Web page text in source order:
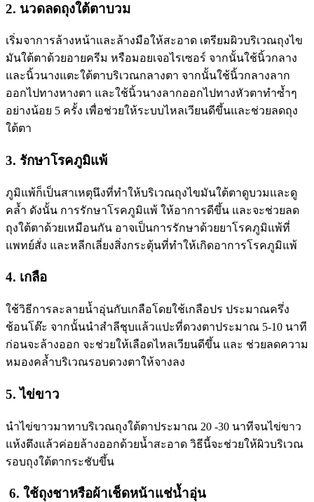
2. นวดลดถุงใต้ตาบวม
เริ่มจาการล้างหน้าและล้างมือให้สะอาด เตรียมผิวบริเวณถุงไข
มันใต้ตาด้วยอายครีม หรือมอยเจอไรเซอร์ จากนั้นใช้นิ้วกลาง
และนิ้วนางแตะใต้ตาบริเวณกลางตา จากนั้นใช้นิ้วกลางลาก
ออกไปทางหางตา และใช้นิ้วนางลากออกไปทางหัวตาทำซ้ำๆ
อย่างน้อย 5 ครั้ง เพื่อช่วยให้ระบบไหลเวียนดีขึ้นและช่วยลดถุง
ใต้ตา
3. รักษาโรคภูมิแพ้
ภูมิแพ้ก็เป็นสาเหตุนึงที่ทำให้บริเวณถุงไขมันใต้ตาดูบวมและดู
คล้ำ ดังนั้น การรักษาโรคภูมิแพ้ ให้อาการดีขึ้น และจะช่วยลด
ถุงใต้ตาด้วยเหมือนกัน อาจเป็นการรักษาด้วยยาโรคภูมิแพ้ที่
แพทย์สั่ง และหลีกเลี่ยงสิ่งกระตุ้นที่ทำให้เกิดอาการโรคภูมิแพ้
4. เกลือ
ใช้วิธีการละลายน้ำอุ่นกับเกลือโดยใช้เกลือปร ประมาณครึ่ง
ช้อนโต๊ะ จากนั้นนำสำลีชุบแล้วแปะที่ดวงตาประมาณ 5-10 นาที
ก่อนจะล้างออก จะช่วยให้เลือดไหลเวียนดีขึ้น และ ช่วยลดความ
หมองคล้ำบริเวณรอบดวงตาให้จางลง
5. ไข่ขาว
นำไข่ขาวมาทาบริเวณถุงใต้ตาประมาณ 20 -30 นาทีจนไข่ขาว
แห้งตึงแล้วค่อยล้างออกด้วยน้ำสะอาด วิธีนี้จะช่วยให้ผิวบริเวณ
รอบถุงใต้ตากระชับขึ้น
6. ใช้ถุงชาหรือผ้าเช็ดหน้าแช่น้ำอุ่น